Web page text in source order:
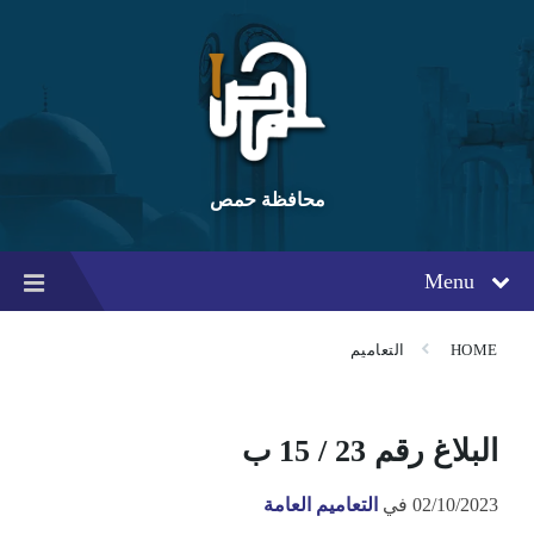
content
main
navigation
footer
محافظة حمص
Menu
HOME التعاميم
البلاغ رقم 23 / 15 ب
02/10/2023 في التعاميم العامة